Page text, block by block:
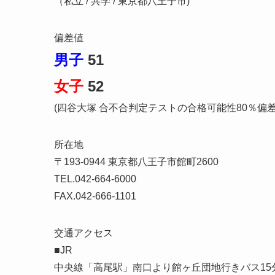
偏差値
男子 51
女子 52
(四谷大塚 合不合判定テストの合格可能性80％偏
所在地
〒193-0944 東京都八王子市館町2600
TEL.042-664-6000
FAX.042-666-1101
交通アクセス
■JR
中央線「高尾駅」南口より館ヶ丘団地行きバス15